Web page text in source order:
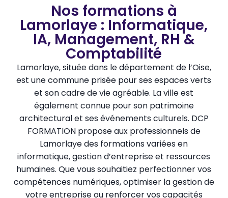
Nos formations à
Lamorlaye : Informatique,
IA, Management, RH &
Comptabilité
Lamorlaye, située dans le département de l’Oise,
est une commune prisée pour ses espaces verts
et son cadre de vie agréable. La ville est
également connue pour son patrimoine
architectural et ses événements culturels. DCP
FORMATION propose aux professionnels de
Lamorlaye des formations variées en
informatique, gestion d’entreprise et ressources
humaines. Que vous souhaitiez perfectionner vos
compétences numériques, optimiser la gestion de
votre entreprise ou renforcer vos capacités